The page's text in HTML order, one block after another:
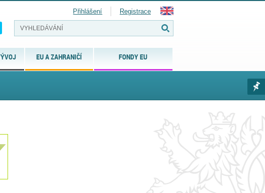
EU A ZAHRANIČÍ FONDY EU
Přihlášení Registrace